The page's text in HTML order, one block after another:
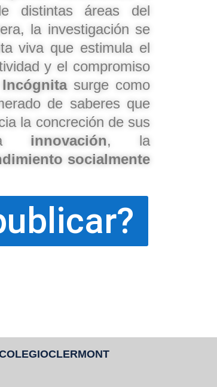
distintas áreas del
la investigación se
viva que estimula el
y el compromiso
Incógnitasurge como
de saberes que
la concreción de sus
la innovación, la
socialmente